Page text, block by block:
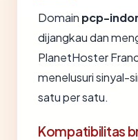
Domain pcp-
dijangkau dan
PlanetHoster
menelusuri sinyal-
satu per satu.
Kompatibilitas